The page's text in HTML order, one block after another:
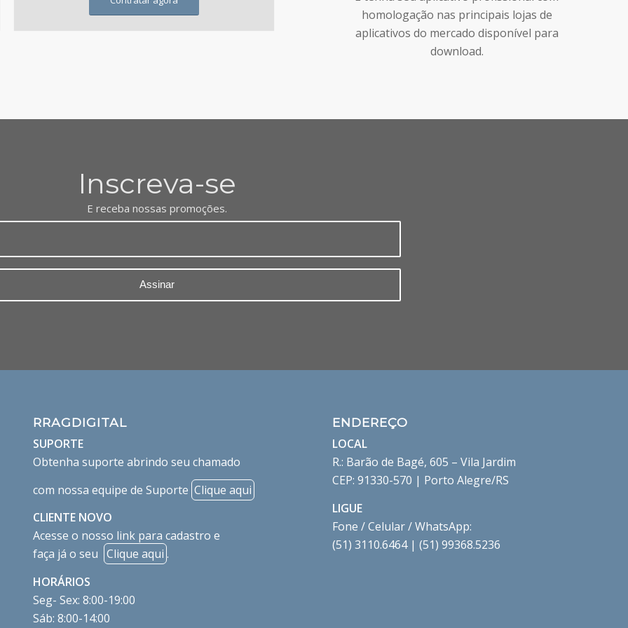
homologação nas principais lojas de
aplicativos do mercado disponível para
download.
Inscreva-se
E receba nossas promoções.
RRAGDIGITAL
SUPORTE
Obtenha suporte abrindo seu chamado
com nossa equipe de Suporte Clique aqui
CLIENTE NOVO
Acesse o nosso link para cadastro e
faça já o seu Clique aqui .
HORÁRIOS
Seg- Sex: 8:00-19:00
Sáb: 8:00-14:00
ENDEREÇO
LOCAL
R.: Barão de Bagé, 605 – Vila Jardim
CEP: 91330-570 | Porto Alegre/RS
LIGUE
Fone / Celular / WhatsApp:
(51) 3110.6464 | (51) 99368.5236